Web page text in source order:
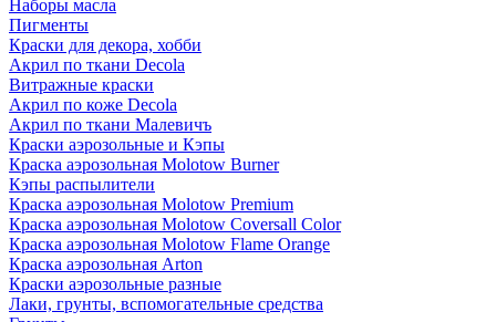
Наборы масла
Пигменты
Краски для декора, хобби
Акрил по ткани Decola
Витражные краски
Акрил по коже Decola
Акрил по ткани Малевичъ
Краски аэрозольные и Кэпы
Краска аэрозольная Molotow Burner
Кэпы распылители
Краска аэрозольная Molotow Premium
Краска аэрозольная Molotow Coversall Color
Краска аэрозольная Molotow Flame Orange
Краска аэрозольная Arton
Краски аэрозольные разные
Лаки, грунты, вспомогательные средства